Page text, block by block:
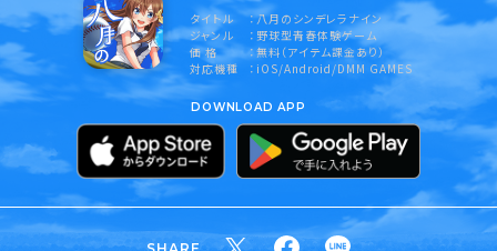
タイトル
八月のシンデレラナイン
ジャンル
野球型青春体験ゲーム
価 格
無料（アイテム課金あり）
対応機種
iOS/Android/DMM GAMES
DOWNLOAD APP